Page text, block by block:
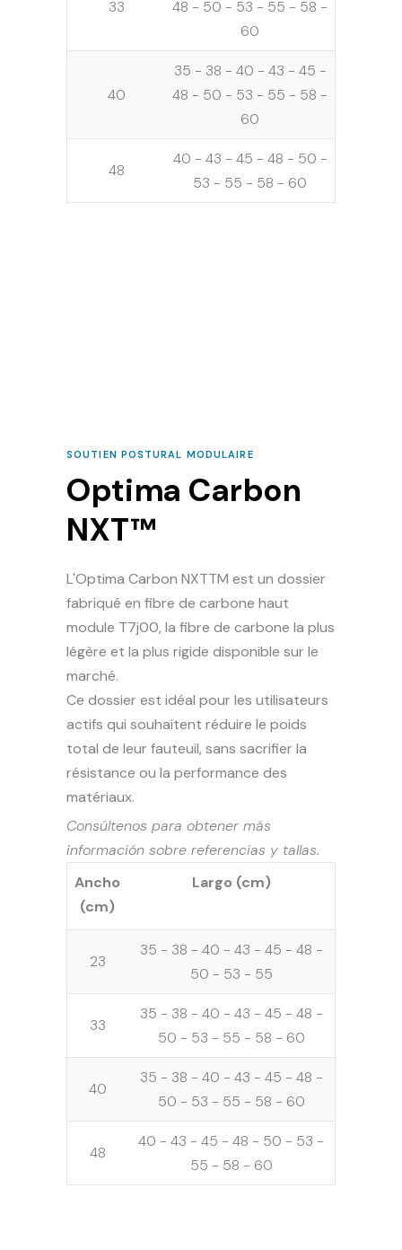
33
48 - 50 - 53 - 55 - 58 -
60
40
35 - 38 - 40 - 43 - 45 -
48 - 50 - 53 - 55 - 58 -
60
48
40 - 43 - 45 - 48 - 50 -
53 - 55 - 58 - 60
SOUTIEN POSTURAL MODULAIRE
Optima Carbon
NXT™
L'Optima Carbon NXTTM est un dossier
fabriqué en fibre de carbone haut
module T7j00, la fibre de carbone la plus
légère et la plus rigide disponible sur le
marché.
Ce dossier est idéal pour les utilisateurs
actifs qui souhaitent réduire le poids
total de leur fauteuil, sans sacrifier la
résistance ou la performance des
matériaux.
Consúltenos para obtener más
información sobre referencias y tallas.
Ancho
(cm)
Largo (cm)
23
35 - 38 - 40 - 43 - 45 - 48 -
50 - 53 - 55
33
35 - 38 - 40 - 43 - 45 - 48 -
50 - 53 - 55 - 58 - 60
40
35 - 38 - 40 - 43 - 45 - 48 -
50 - 53 - 55 - 58 - 60
48
40 - 43 - 45 - 48 - 50 - 53 -
55 - 58 - 60